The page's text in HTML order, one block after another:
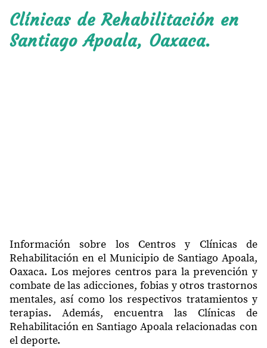
Clínicas de Rehabilitación en
Santiago Apoala, Oaxaca.
Información sobre los Centros y Clínicas de
Rehabilitación en el Municipio de Santiago Apoala,
Oaxaca. Los mejores centros para la prevención y
combate de las adicciones, fobias y otros trastornos
mentales, así como los respectivos tratamientos y
terapias. Además, encuentra las Clínicas de
Rehabilitación en Santiago Apoala relacionadas con
el deporte.